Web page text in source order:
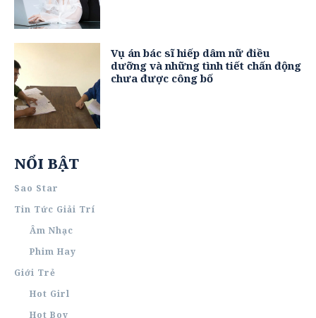
Vụ án bác sĩ hiếp dâm nữ điều
dưỡng và những tình tiết chấn động
chưa được công bố
NỔI BẬT
Sao Star
Tin Tức Giải Trí
Âm Nhạc
Phim Hay
Giới Trẻ
Hot Girl
Hot Boy